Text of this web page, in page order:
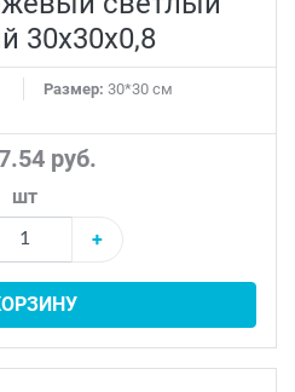
30x30x0,8
Размер: 30*30 см
руб.
шт
+